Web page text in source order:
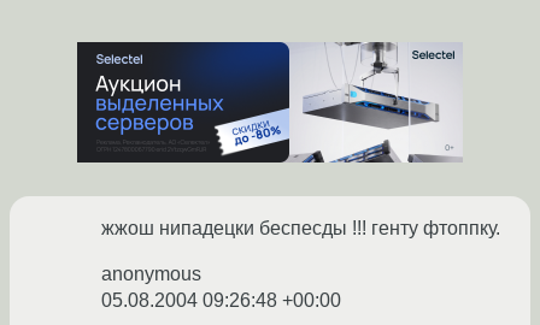
жжош нипадецки беспесды !!! генту фтоппку.
anonymous
05.08.2004 09:26:48 +00:00